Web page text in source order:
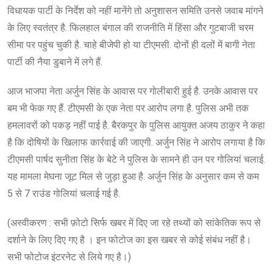
विधायक पार्टी के निर्देश को नहीं मानेंगे तो अनुशासन समिति उनसे जवाब मांगने
के लिए स्वतंत्र है. फिलहाल बंगाल की राजनीति में हिंसा और गुटबाजी चरम
सीमा पर पहुंच चुकी है. चाहे बीजेपी हो या टीएमसी. दोनों ही दलों में बागी नेता
पार्टी की नैया डुबाने में लगे हैं.
आज भाजपा नेता अर्जुन सिंह के आवास पर गोलीबारी हुई है. उनके आवास पर
बम भी फेक गए हैं. टीएमसी के एक नेता पर आरोप लगा है. पुलिस अभी तक
हमलावरों को पकड़ नहीं पाई है. बैरकपुर के पुलिस आयुक्त अजय ठाकुर ने कहा
है कि दोषियों के खिलाफ कार्रवाई की जाएगी. अर्जुन सिंह ने आरोप लगाया है कि
टीएमसी पार्षद सुनीता सिंह के बेटे ने पुलिस के सामने ही उन पर गोलियां चलाई.
यह मामला मेघना जूट मिल से जुड़ा हुआ है. अर्जुन सिंह के अनुसार कम से कम
5 से 7 राउंड गोलियां चलाई गई है.
(अस्वीकरण : सभी फ़ोटो सिर्फ खबर में दिए जा रहे तथ्यों को सांकेतिक रूप से
दर्शाने के लिए दिए गए है । इन फोटोज का इस खबर से कोई संबंध नहीं है।
सभी फोटोज इंटरनेट से लिये गए है।)